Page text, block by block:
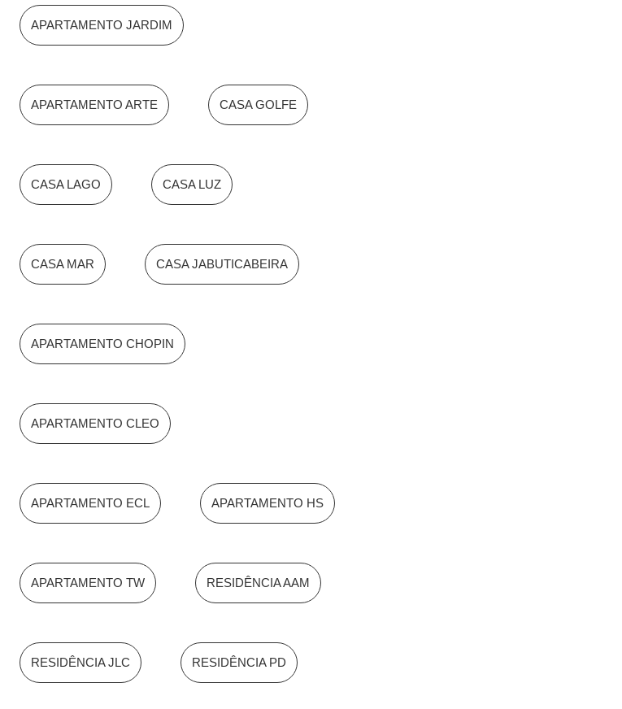
APARTAMENTO JARDIM
APARTAMENTO ARTE CASA GOLFE
CASA LAGO CASA LUZ
CASA MAR CASA JABUTICABEIRA
APARTAMENTO CHOPIN
APARTAMENTO CLEO
APARTAMENTO ECL APARTAMENTO HS
APARTAMENTO TW RESIDÊNCIA AAM
RESIDÊNCIA JLC RESIDÊNCIA PD